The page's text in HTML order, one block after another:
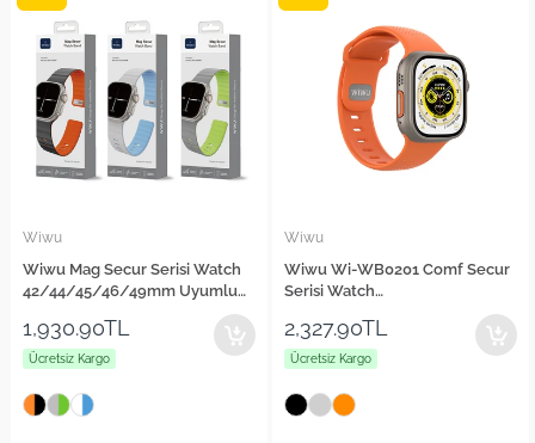
Wiwu
Wiwu Mag Secur Serisi Watch
42/44/45/46/49mm Uyumlu
1,930.90TL
Ücretsiz Kargo
Wiwu
Wiwu Wi-WB0201 Comf Secur
Serisi Watch
42/44/45/46/49mm Uyumlu
Silikon Kordon
2,327.90TL
Ücretsiz Kargo